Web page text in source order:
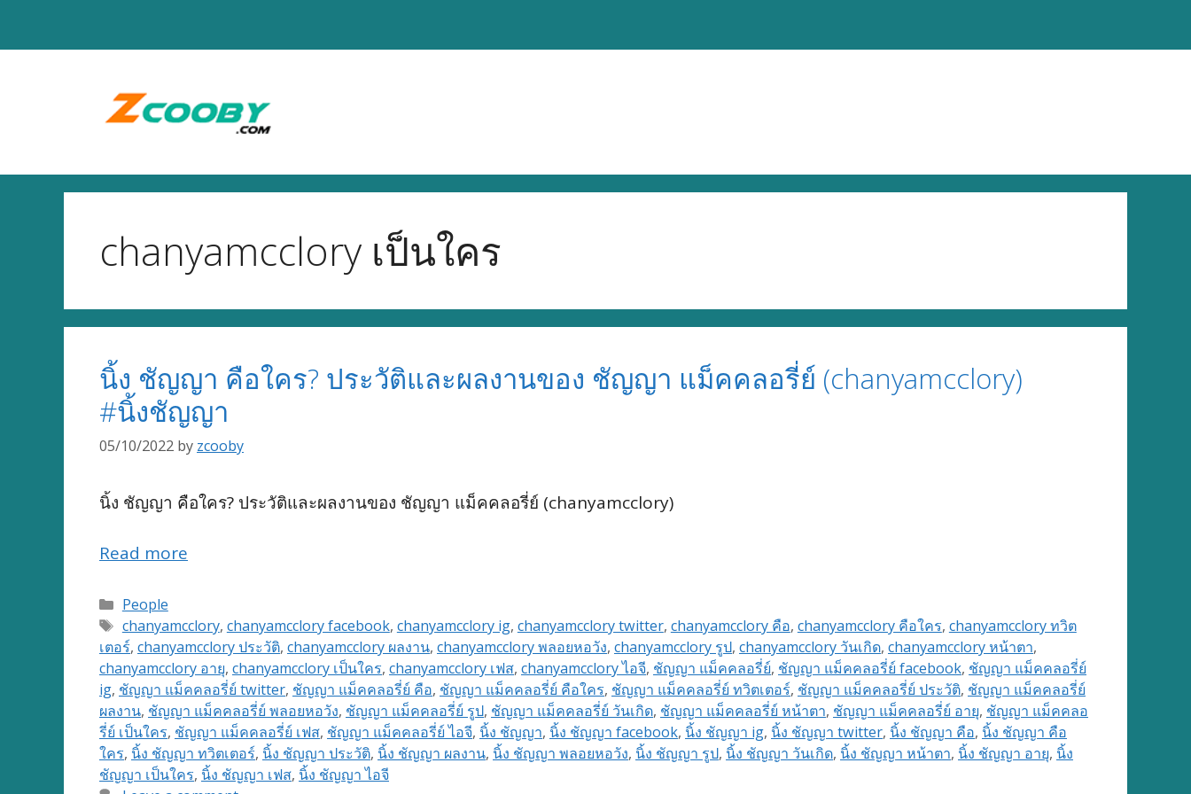
chanyamcclory เป็นใคร
นิ้ง ชัญญา คือใคร? ประวัติและผลงานของ ชัญญา แม็คคลอรี่ย์ (chanyamcclory)
#นิ้งชัญญา
05/10/2022 by zcooby
นิ้ง ชัญญา คือใคร? ประวัติและผลงานของ ชัญญา แม็คคลอรี่ย์ (chanyamcclory)
Read more
Categories
People
Tags
chanyamcclory, chanyamcclory facebook, chanyamcclory ig, chanyamcclory twitter, chanyamcclory คือ, chanyamcclory คือใคร, chanyamcclory ทวิต
เตอร์, chanyamcclory ประวัติ, chanyamcclory ผลงาน, chanyamcclory พลอยหอวัง, chanyamcclory รูป, chanyamcclory วันเกิด, chanyamcclory หน้าตา,
chanyamcclory อายุ, chanyamcclory เป็นใคร, chanyamcclory เฟส, chanyamcclory ไอจี, ชัญญา แม็คคลอรี่ย์, ชัญญา แม็คคลอรี่ย์ facebook, ชัญญา แม็คคลอรี่ย์
ig, ชัญญา แม็คคลอรี่ย์ twitter, ชัญญา แม็คคลอรี่ย์ คือ, ชัญญา แม็คคลอรี่ย์ คือใคร, ชัญญา แม็คคลอรี่ย์ ทวิตเตอร์, ชัญญา แม็คคลอรี่ย์ ประวัติ, ชัญญา แม็คคลอรี่ย์
ผลงาน, ชัญญา แม็คคลอรี่ย์ พลอยหอวัง, ชัญญา แม็คคลอรี่ย์ รูป, ชัญญา แม็คคลอรี่ย์ วันเกิด, ชัญญา แม็คคลอรี่ย์ หน้าตา, ชัญญา แม็คคลอรี่ย์ อายุ, ชัญญา แม็คคลอ
รี่ย์ เป็นใคร, ชัญญา แม็คคลอรี่ย์ เฟส, ชัญญา แม็คคลอรี่ย์ ไอจี, นิ้ง ชัญญา, นิ้ง ชัญญา facebook, นิ้ง ชัญญา ig, นิ้ง ชัญญา twitter, นิ้ง ชัญญา คือ, นิ้ง ชัญญา คือ
ใคร, นิ้ง ชัญญา ทวิตเตอร์, นิ้ง ชัญญา ประวัติ, นิ้ง ชัญญา ผลงาน, นิ้ง ชัญญา พลอยหอวัง, นิ้ง ชัญญา รูป, นิ้ง ชัญญา วันเกิด, นิ้ง ชัญญา หน้าตา, นิ้ง ชัญญา อายุ, นิ้ง
ชัญญา เป็นใคร, นิ้ง ชัญญา เฟส, นิ้ง ชัญญา ไอจี